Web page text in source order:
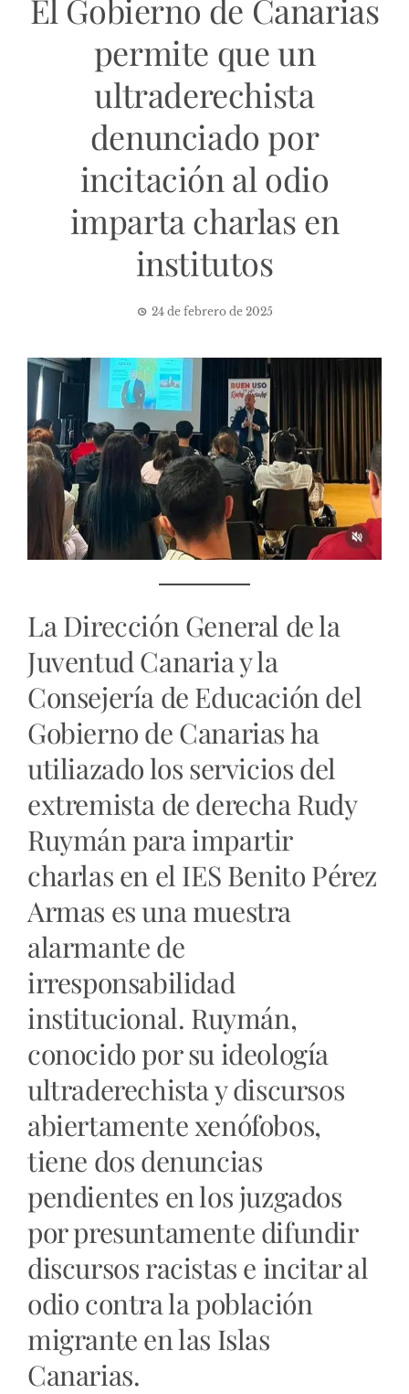
El Gobierno de Canarias
permite que un
ultraderechista
denunciado por
incitación al odio
imparta charlas en
institutos
24 de febrero de 2025
La Dirección General de la
Juventud Canaria y la
Consejería de Educación del
Gobierno de Canarias ha
utiliazado los servicios del
extremista de derecha Rudy
Ruymán para impartir
charlas en el IES Benito Pérez
Armas es una muestra
alarmante de
irresponsabilidad
institucional. Ruymán,
conocido por su ideología
ultraderechista y discursos
abiertamente xenófobos,
tiene dos denuncias
pendientes en los juzgados
por presuntamente difundir
discursos racistas e incitar al
odio contra la población
migrante en las Islas
Canarias.